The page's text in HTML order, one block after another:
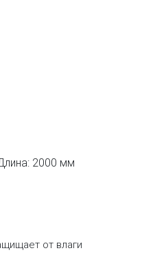
2000 мм
от влаги